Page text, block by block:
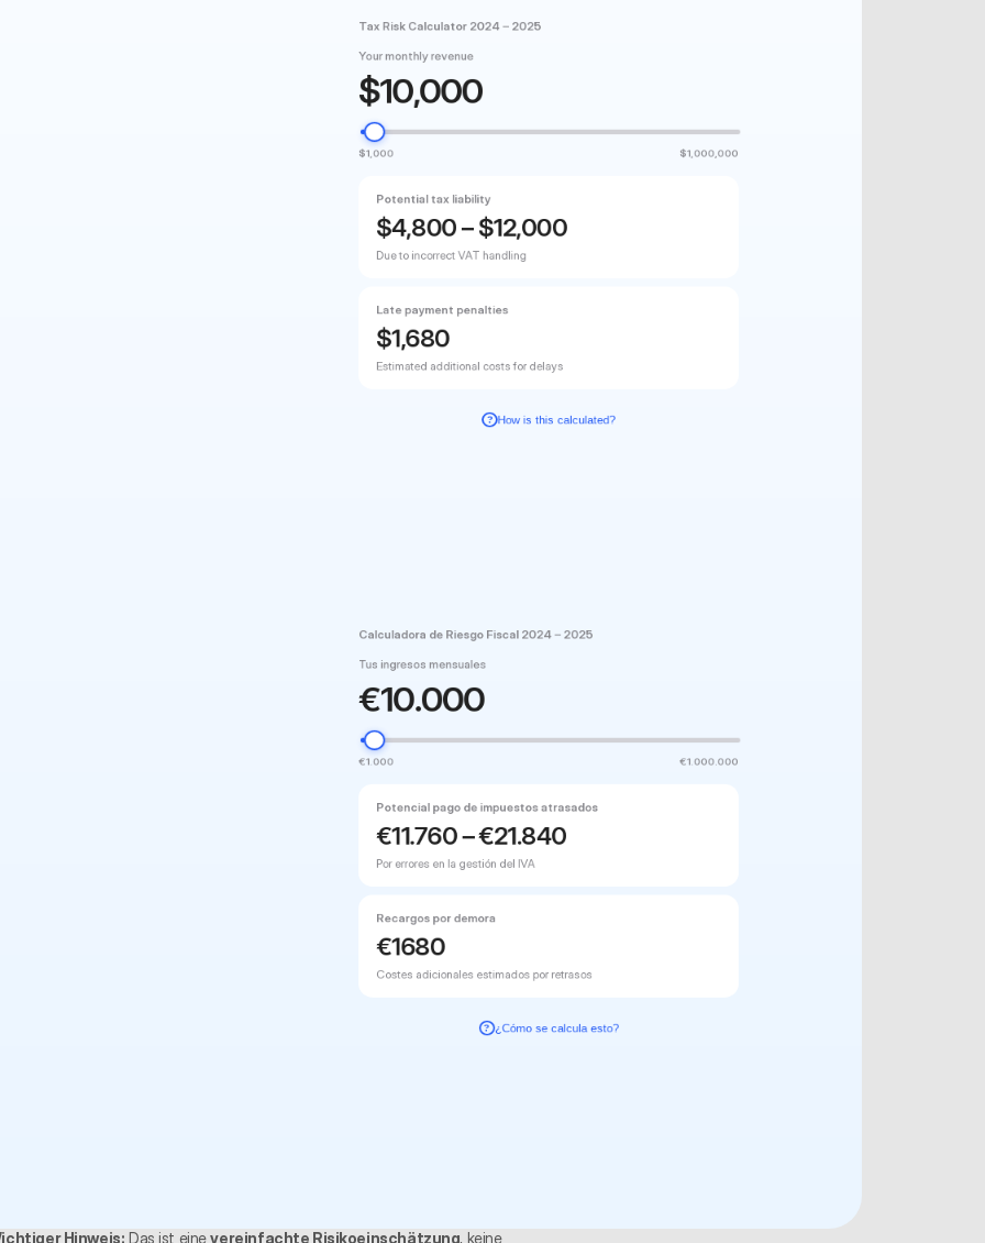
Tax Risk Calculator 2024 – 2025
Your monthly revenue
$10,000
$1,000 $1,000,000
Potential tax liability
$4,800– $12,000
Due to incorrect VAT handling
Late payment penalties
$1,680
Estimated additional costs for delays
? How is this calculated?
Calculadora de Riesgo Fiscal 2024 – 2025
Tus ingresos mensuales
€10.000
€1.000 €1.000.000
Potencial pago de impuestos atrasados
€11.760– €21.840
Por errores en la gestión del IVA
Recargos por demora
€1680
Costes adicionales estimados por retrasos
? ¿Cómo se calcula esto?
Hinweis: Das ist eine vereinfachte Risikoeinschätzung, keine